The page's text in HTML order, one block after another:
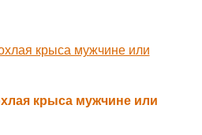
крыса мужчине или